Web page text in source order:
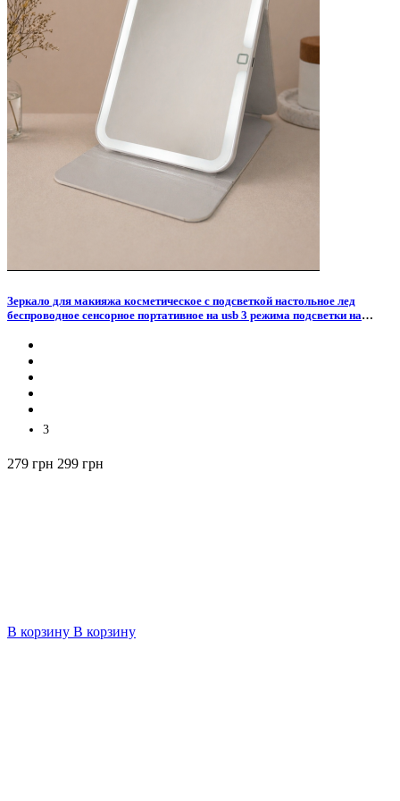
Зеркало для макияжа косметическое с подсветкой настольное лед
беспроводное сенсорное портативное на usb 3 режима подсветки на
аккумуляторная
3
279 грн 299 грн
В корзину В корзину